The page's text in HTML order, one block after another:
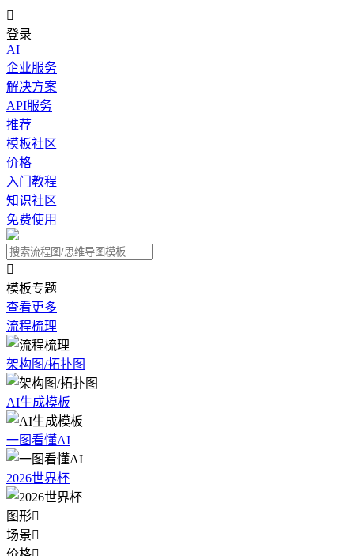

登录
AI
企业服务
解决方案
API服务
推荐
模板社区
价格
入门教程
知识社区
免费使用

模板专题
查看更多
流程梳理
架构图/拓扑图
AI生成模板
一图看懂AI
2026世界杯
图形
场景